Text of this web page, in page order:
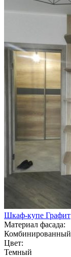
Шкаф-купе Графит
Материал фасада:
Комбинированный
Цвет:
Темный